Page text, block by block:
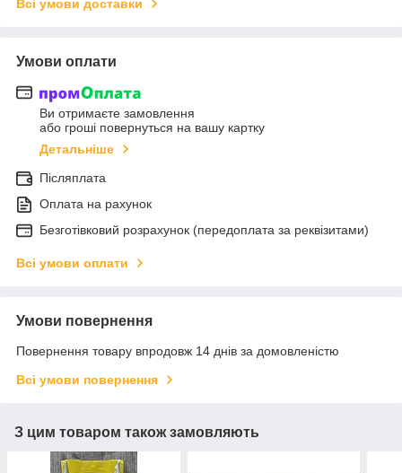
Всі умови доставки
Умови оплати
Ви отримаєте замовлення
або гроші повернуться на вашу картку
Детальніше
Післяплата
Оплата на рахунок
Безготівковий розрахунок (передоплата за реквізитами)
Всі умови оплати
Умови повернення
Повернення товару впродовж 14 днів за домовленістю
Всі умови повернення
З цим товаром також замовляють